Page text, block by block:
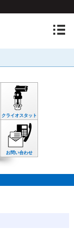
クライオスタット
お問い合わせ